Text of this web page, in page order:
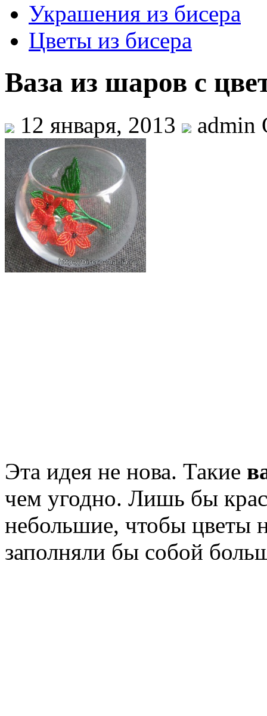
Украшения из бисера
Цветы из бисера
Ваза из шаров с
12 января, 2013 admin
Эта идея не нова. Такие
чем угодно. Лишь бы
небольшие, чтобы цветы
заполняли бы собой